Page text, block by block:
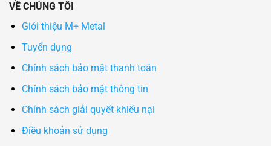
VỀ CHÚNG TÔI
Giới thiệu M+ Metal
Tuyển dụng
Chính sách bảo mật thanh toán
Chính sách bảo mật thông tin
Chính sách giải quyết khiếu nại
Điều khoản sử dụng